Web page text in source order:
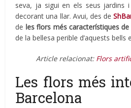
seva, ja sigui en els seus jardins
decorant una llar. Avui, des de
de les flors més característiques
de la bellesa perible d’aquests bells
Article relacionat: Flors
Les flors més
Barcelona